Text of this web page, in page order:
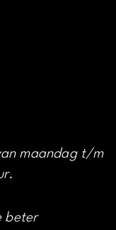
maandag t/m
beter